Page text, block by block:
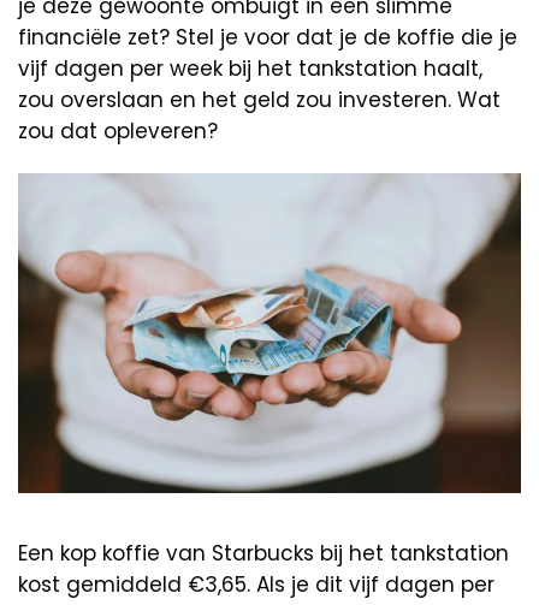
financiële zet? Stel je voor dat je de koffie die je
vijf dagen per week bij het tankstation haalt,
zou overslaan en het geld zou investeren. Wat
zou dat opleveren?
Een kop koffie van Starbucks bij het tankstation
kost gemiddeld €3,65. Als je dit vijf dagen per